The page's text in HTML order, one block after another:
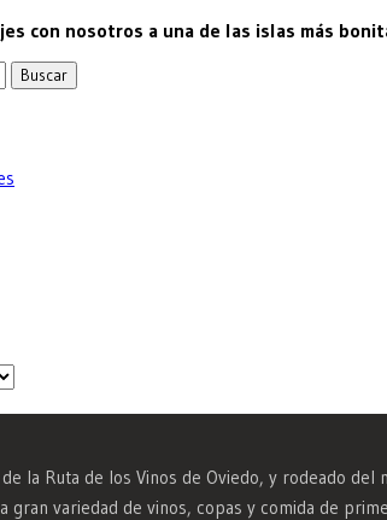
con nosotros a una de las islas más
la Ruta de los Vinos de Oviedo, y rodeado
gran variedad de vinos, copas y comida de